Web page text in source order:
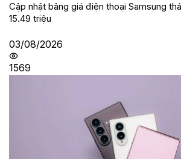
Cập nhật bảng giá điện thoại Samsung
15.49 triệu
03/08/2026
1569